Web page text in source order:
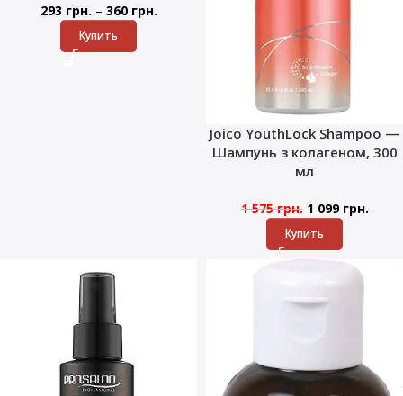
293 грн. – 360 грн.
Купить
Joico YouthLock Shampoo —
Шампунь з колагеном, 300
мл
1 575грн. 1 099 грн.
Купить